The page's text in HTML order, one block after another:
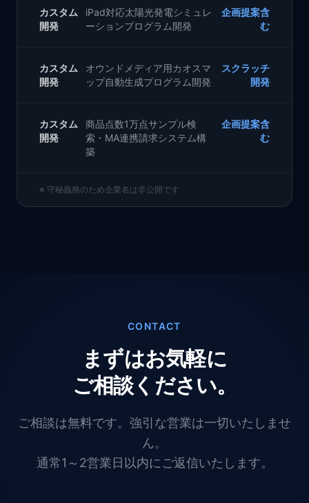
カスタム
開発
iPad対応太陽光発電シミュレ
ーションプログラム開発
企画提案含
む
カスタム
開発
オウンドメディア用カオスマ
ップ自動生成プログラム開発
スクラッチ
開発
カスタム
開発
商品点数1万点サンプル検
索・MA連携請求システム構
築
企画提案含
む
※ 守秘義務のため企業名は非公開です
CONTACT
まずはお気軽に
ご相談ください。
ご相談は無料です。強引な営業は一切いたしませ
ん。
通常1～2営業日以内にご返信いたします。